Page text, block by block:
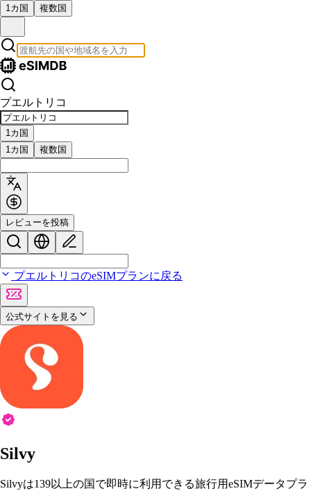
1カ国 複数国
プエルトリコ
1カ国
1カ国
複数国
レビューを投稿
プエルトリコのeSIMプランに戻る
公式サイトを見る
Silvy
Silvyは139以上の国で即時に利用できる旅行用eSIMデータプラ